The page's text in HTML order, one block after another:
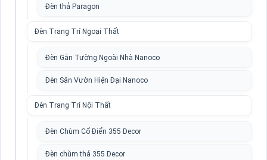
Đèn thả Paragon
Đèn Trang Trí Ngoại Thất
Đèn Gắn Tường Ngoài Nhà Nanoco
Đèn Sân Vườn Hiện Đại Nanoco
Đèn Trang Trí Nội Thất
Đèn Chùm Cổ Điển 355 Decor
Đèn chùm thả 355 Decor